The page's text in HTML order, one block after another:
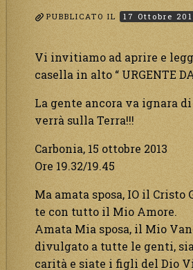
PUBBLICATO IL 17 Ottobre
Vi invitiamo ad aprire e
casella in alto “ URGENTE DA
La gente ancora va ignara
verrà sulla Terra!!!
Carbonia, 15 ottobre 2013
Ore 19.32/19.45
Ma amata sposa, IO il Cristo
te con tutto il Mio Amore.
Amata Mia sposa, il Mio
divulgato a tutte le genti,
carità e siate i figli del Dio